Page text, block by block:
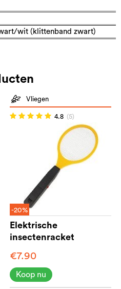
wit (klittenband zwart)
Vliegen
4.8 (5)
-20%
Elektrische
insectenracket
€7.90
Koop nu